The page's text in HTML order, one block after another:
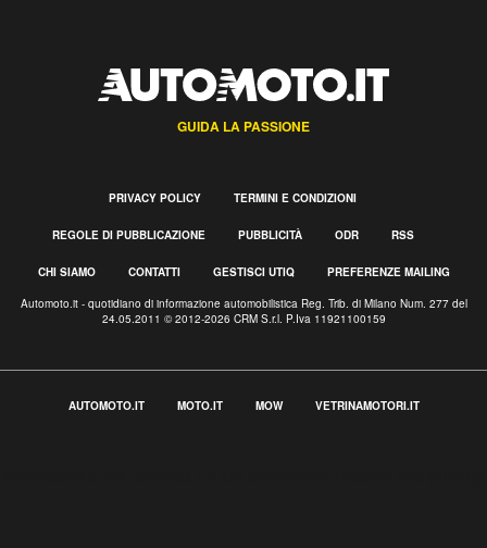
GUIDA LA PASSIONE
PRIVACY POLICY TERMINI E CONDIZIONI
REGOLE DI PUBBLICAZIONE PUBBLICITÀ ODR RSS
CHI SIAMO CONTATTI GESTISCI UTIQ PREFERENZE MAILING
Automoto.it - quotidiano di informazione automobilistica Reg. Trib. di Milano Num. 277 del
24.05.2011 © 2012-2026 CRM S.r.l. P.Iva 11921100159
AUTOMOTO.IT MOTO.IT MOW VETRINAMOTORI.IT